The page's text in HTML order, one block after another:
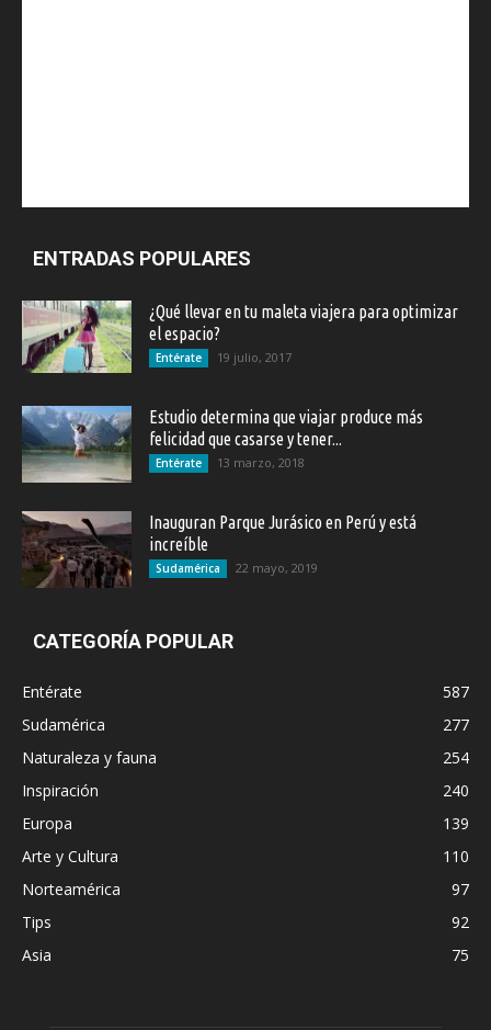
ENTRADAS POPULARES
¿Qué llevar en tu maleta viajera para optimizar
el espacio?
Entérate 19 julio, 2017
Estudio determina que viajar produce más
felicidad que casarse y tener...
Entérate 13 marzo, 2018
Inauguran Parque Jurásico en Perú y está
increíble
Sudamérica 22 mayo, 2019
CATEGORÍA POPULAR
Entérate
587
Sudamérica
277
Naturaleza y fauna
254
Inspiración
240
Europa
139
Arte y Cultura
110
Norteamérica
97
Tips
92
Asia
75